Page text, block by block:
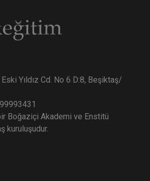
Yıldız Cd. No 6 D:8, Beşiktaş/
Boğaziçi Akademi ve Enstitü
kuruluşudur.